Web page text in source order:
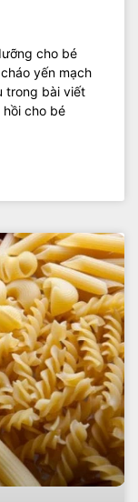
cho bé
yến mạch
trong bài viết
cho bé